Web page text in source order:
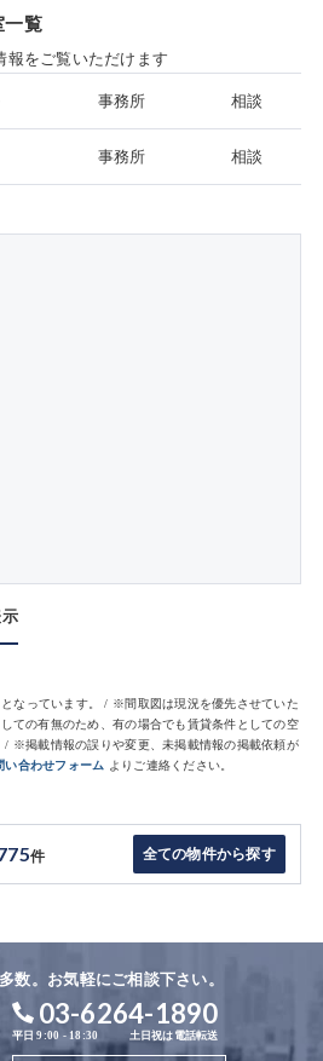
一覧
報をご覧いただけます
事務所 相談
事務所 相談
なっています。 / ※間取図は現況を優先させていた
ての有無のため、有の場合でも賃貸条件としての空
/ ※掲載情報の誤りや変更、未掲載情報の掲載依頼が
い合わせフォーム よりご連絡ください。
件 全ての物件から探す
数。お気軽にご相談下さい。
03-6264-1890
平日 9:00 - 18:30 土日祝は電話転送